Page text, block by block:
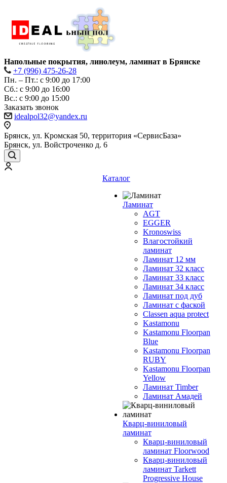
Напольные покрытия, линолеум, ламинат в Брянске
+7 (996) 475-26-28
Пн. – Пт.: с 9:00 до 17:00
Сб.: с 9:00 до 16:00
Bc.: с 9:00 до 15:00
Заказать звонок
idealpol32@yandex.ru
Брянск, ул. Кромская 50, территория «СервисБаза»
Брянск, ул. Войстроченко д. 6
Каталог
Ламинат
AGT
EGGER
Kronoswiss
Влагостойкий
ламинат
Ламинат 12 мм
Ламинат 32 класс
Ламинат 33 класс
Ламинат 34 класс
Ламинат под дуб
Ламинат с фаской
Classen aqua protect
Kastamonu
Kastamonu Floorpan
Blue
Kastamonu Floorpan
RUBY
Kastamonu Floorpan
Yellow
Ламинат Timber
Ламинат Амадей
Кварц-виниловый
ламинат
Кварц-виниловый
ламинат Floorwood
Кварц-виниловый
ламинат Tarkett
Progressive House